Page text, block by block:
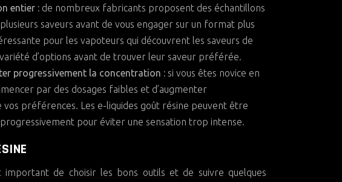
entier : de nombreux fabricants proposent des échantillons
saveurs avant de vous engager sur un format plus
pour les vapoteurs qui découvrent les saveurs de
d’options avant de trouver leur saveur préférée.
progressivement la concentration : si vous êtes novice en
par des dosages faibles et d’augmenter
préférences. Les e-liquides goût résine peuvent être
pour éviter une sensation trop intense.
de choisir les bons outils et de suivre quelques